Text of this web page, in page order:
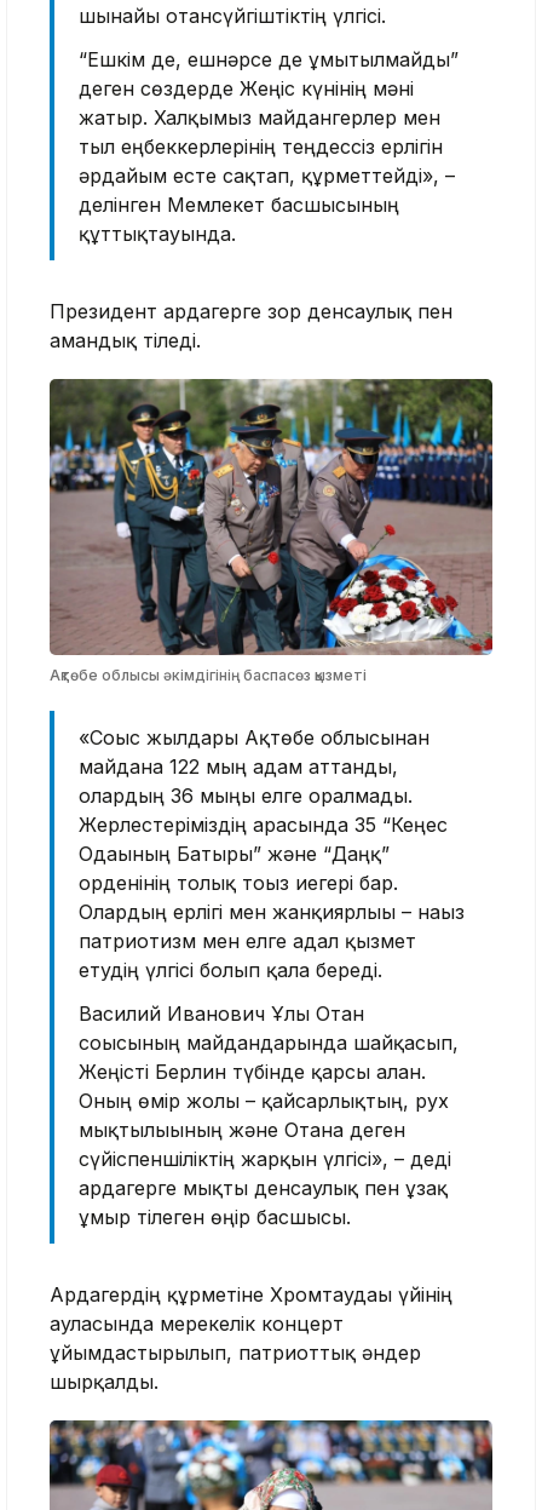
шынайы отансүйгіштіктің үлгісі.
“Ешкім де, ешнәрсе де ұмытылмайды”
деген сөздерде Жеңіс күнінің мәні
жатыр. Халқымыз майдангерлер мен
тыл еңбеккерлерінің теңдессіз ерлігін
әрдайым есте сақтап, құрметтейді», –
делінген Мемлекет басшысының
құттықтауында.
Президент ардагерге зор денсаулық пен
амандық тіледі.
Ақтөбе облысы әкімдігінің баспасөз қызметі
«Соғыс жылдары Ақтөбе облысынан
майданға 122 мың адам аттанды,
олардың 36 мыңы елге оралмады.
Жерлестеріміздің арасында 35 “Кеңес
Одағының Батыры” және “Даңқ”
орденінің толық тоғыз иегері бар.
Олардың ерлігі мен жанқиярлығы – нағыз
патриотизм мен елге адал қызмет
етудің үлгісі болып қала береді.
Василий Иванович Ұлы Отан
соғысының майдандарында шайқасып,
Жеңісті Берлин түбінде қарсы алған.
Оның өмір жолы – қайсарлықтың, рух
мықтылығының және Отанға деген
сүйіспеншіліктің жарқын үлгісі», – деді
ардагерге мықты денсаулық пен ұзақ
ғұмыр тілеген өңір басшысы.
Ардагердің құрметіне Хромтаудағы үйінің
ауласында мерекелік концерт
ұйымдастырылып, патриоттық әндер
шырқалды.